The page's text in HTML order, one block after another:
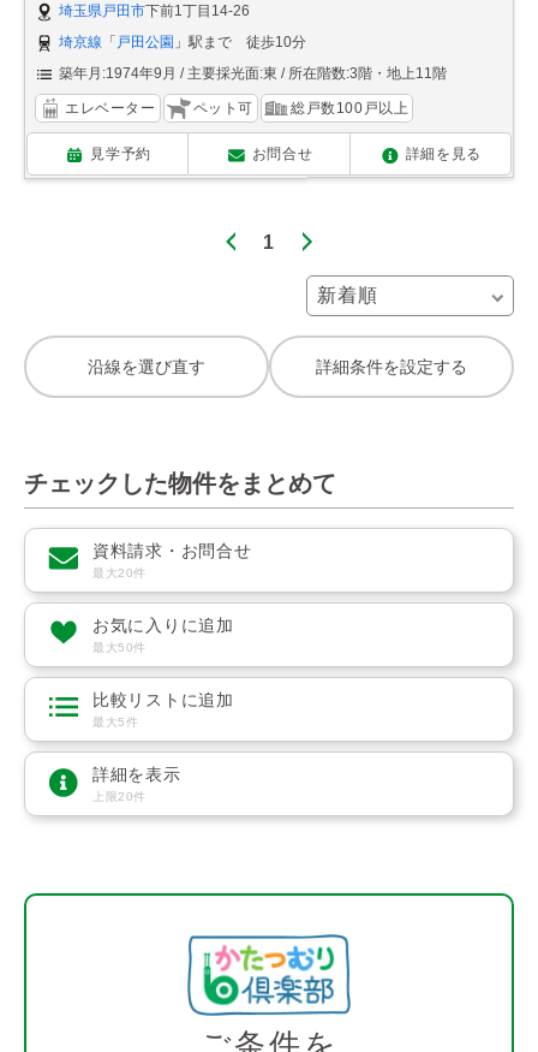
埼玉県戸田市下前1丁目14-26
埼京線 「 戸田公園 」駅まで 徒歩10分
築年月:1974年9月
主要採光面:東 所在階数:3階・地上11階
エレベーター ペット可 総戸数100戸以上
見学予約 お問合せ 詳細を見る
1
沿線を選び直す 詳細条件を設定する
チェックした物件をまとめて
資料請求・お問合せ
最大20件
お気に入りに追加
最大50件
比較リストに追加
最大5件
詳細を表示
上限20件
ご条件を